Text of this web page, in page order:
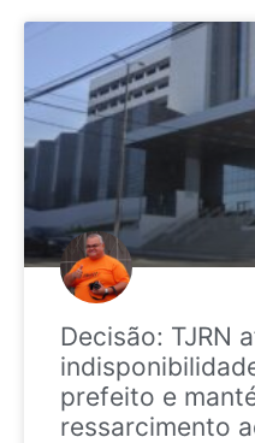
Decisão: TJRN
prefeito e
ressarcimento